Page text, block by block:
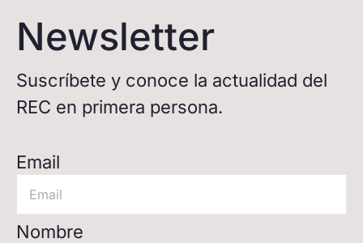
Newsletter
Suscríbete y conoce la actualidad del
REC en primera persona.
Email
Nombre